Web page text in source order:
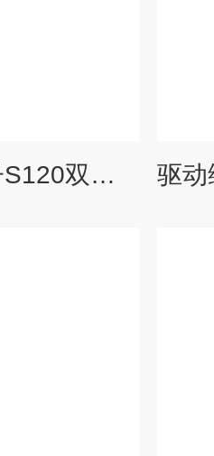
伺服驱动西门子S120双轴模块RDY亮红灯